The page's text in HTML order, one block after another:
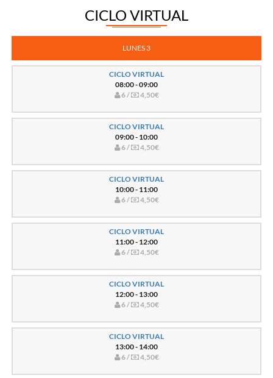
CICLO VIRTUAL
LUNES 3
CICLO VIRTUAL
08:00 - 09:00
6 /
4,50€
CICLO VIRTUAL
09:00 - 10:00
6 /
4,50€
CICLO VIRTUAL
10:00 - 11:00
6 /
4,50€
CICLO VIRTUAL
11:00 - 12:00
6 /
4,50€
CICLO VIRTUAL
12:00 - 13:00
6 /
4,50€
CICLO VIRTUAL
13:00 - 14:00
6 /
4,50€